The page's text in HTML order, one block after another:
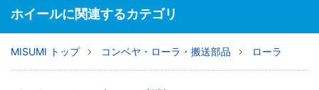
ホイールに関連するカテゴリ
MISUMI トップ コンベヤ・ローラ・搬送部品 ローラ